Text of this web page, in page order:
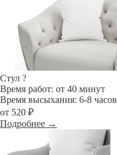
Стул ?
Время работ: от 40 минут
Время высыхания: 6-8 часов
от 520 ₽
Подробнее →